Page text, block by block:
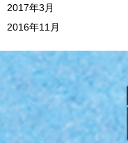
2017年3月
2016年11月